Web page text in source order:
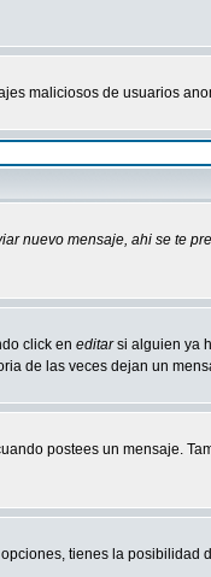
maliciosos de usuarios
nuevo mensaje, ahi se te
click en editarsi alguien ya
de las veces dejan un
postees un mensaje.
tienes la